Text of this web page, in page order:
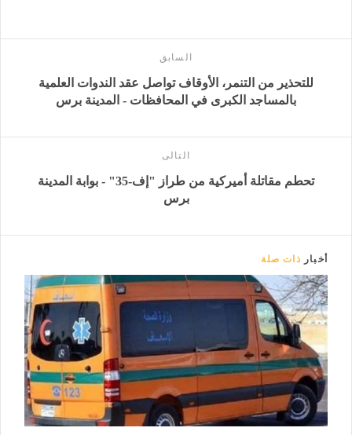
السابق
للتحذير من التنمر، الأوقاف تواصل عقد الندوات العلمية
بالمساجد الكبرى في المحافظات - المدينة برس
التالى
تحطم مقاتلة أميركية من طراز "إف-35" - بوابة المدينة
برس
أخبار ذات صلة